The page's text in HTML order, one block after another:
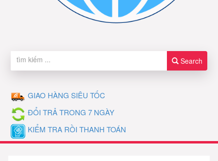
Search
GIAO HÀNG SIÊU TỐC
ĐỔI TRẢ TRONG 7 NGÀY
KIỂM TRA RỒI THANH TOÁN